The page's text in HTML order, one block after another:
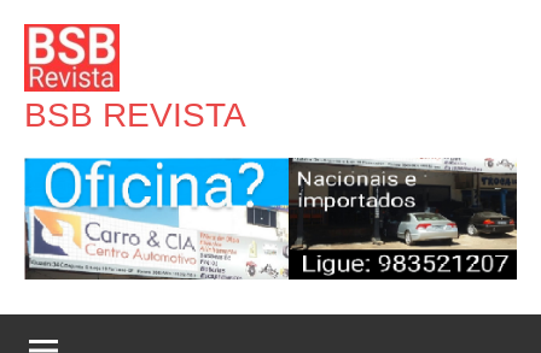
para
conteúdo
BSB REVISTA